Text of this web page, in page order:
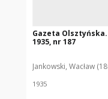
Gazeta Olsztyńska.
1935, nr 187
Jankowski, Wacław
1935